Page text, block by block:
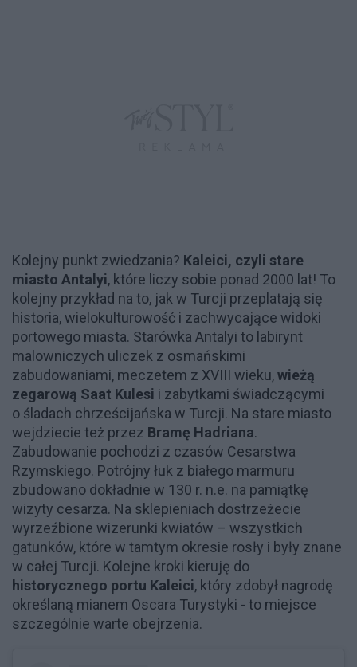
Kolejny punkt zwiedzania? Kaleici, czyli stare
miasto Antalyi, które liczy sobie ponad 2000 lat! To
kolejny przykład na to, jak w Turcji przeplatają się
historia, wielokulturowość i zachwycające widoki
portowego miasta. Starówka Antalyi to labirynt
malowniczych uliczek z osmańskimi
zabudowaniami, meczetem z XVIII wieku,wieżą
zegarową Saat Kulesi i zabytkami świadczącymi
o śladach chrześcijańska w Turcji. Na stare miasto
wejdziecie też przez Bramę Hadriana.
Zabudowanie pochodzi z czasów Cesarstwa
Rzymskiego. Potrójny łuk z białego marmuru
zbudowano dokładnie w 130 r. n.e. na pamiątkę
wizyty cesarza. Na sklepieniach dostrzeżecie
wyrzeźbione wizerunki kwiatów – wszystkich
gatunków, które w tamtym okresie rosły i były znane
w całej Turcji. Kolejne kroki kieruję do
historycznego portu Kaleici, który zdobył nagrodę
określaną mianem Oscara Turystyki - to miejsce
szczególnie warte obejrzenia.